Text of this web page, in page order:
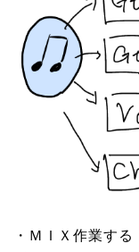
・ ＭＩＸ作業する